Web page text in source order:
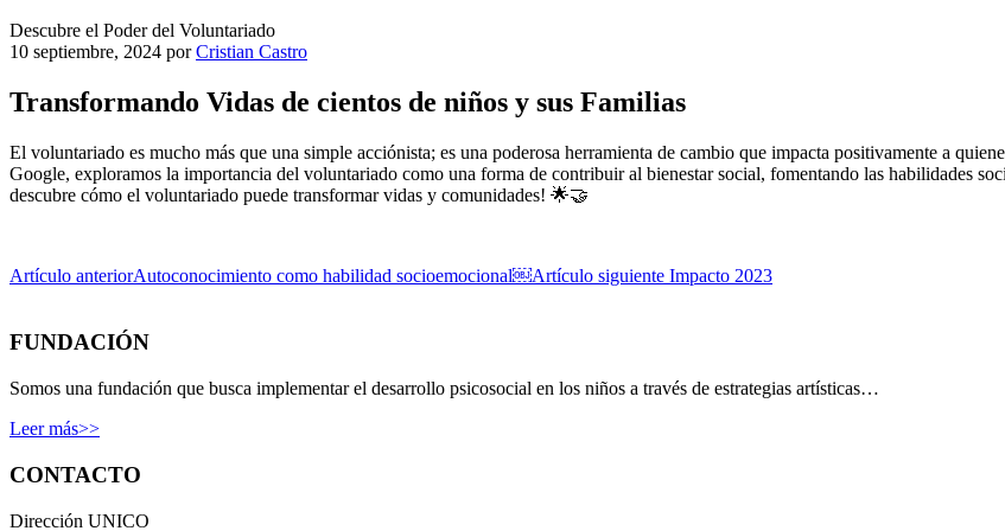
Descubre el Poder del Voluntariado
10 septiembre, 2024 porCristian Castro
Transformando Vidas de cientos de niños y sus Familias
El voluntariado es mucho más que una simple acciónista; es una poderosa herramienta de cambio que impacta positivamente a
Google, exploramos la importancia del voluntariado como una forma de contribuir al bienestar social, fomentando las habilidades
descubre cómo el voluntariado puede transformar vidas y comunidades! 🌟🤝
Artículo anteriorAutoconocimiento como habilidad socioemocional￼Artículo siguiente Impacto 2023
FUNDACIÓN
Somos una fundación que busca implementar el desarrollo psicosocial en los niños a través de estrategias artísticas…
Leer más>>
CONTACTO
Dirección UNICO